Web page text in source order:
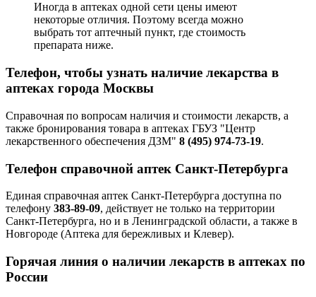
Иногда в аптеках одной сети цены имеют
некоторые отличия. Поэтому всегда можно
выбрать тот аптечный пункт, где стоимость
препарата ниже.
Телефон, чтобы узнать наличие лекарства в
аптеках города Москвы
Справочная по вопросам наличия и стоимости лекарств, а
также бронирования товара в аптеках ГБУЗ "Центр
лекарственного обеспечения ДЗМ" 8 (495) 974-73-19.
Телефон справочной аптек Санкт-Петербурга
Единая справочная аптек Санкт-Петербурга доступна по
телефону 383-89-09, действует не только на территории
Санкт-Петербурга, но и в Ленинградской области, а также в
Новгороде (Аптека для бережливых и Клевер).
Горячая линия о наличии лекарств в аптеках по
России